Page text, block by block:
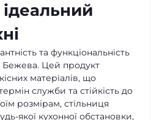
та функціональність
Бежева. Цей продукт
матеріалів, що
служби та стійкість до
розмірам, стільниця
якої кухонної обстановки,